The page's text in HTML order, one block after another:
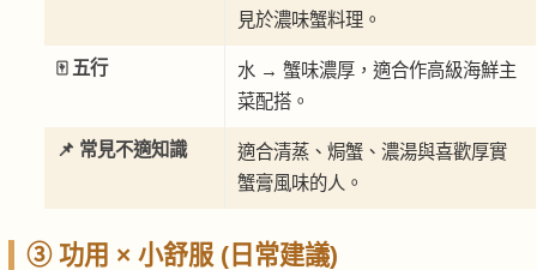
見於濃味蟹料理。
🀄 五行
水 → 蟹味濃厚，適合作高級海鮮主
菜配搭。
📌 常見不適知識
適合清蒸、焗蟹、濃湯與喜歡厚實
蟹膏風味的人。
③ 功用 × 小舒服 (日常建議)